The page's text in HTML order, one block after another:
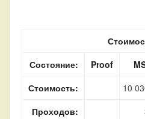
Состояние:
Proof
Стоимость:
10
Проходов: